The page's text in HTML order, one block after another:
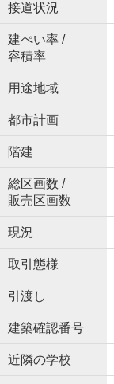
接道状況
建ぺい率 /
容積率
用途地域
都市計画
階建
総区画数 /
販売区画数
現況
取引態様
引渡し
建築確認番号
近隣の学校